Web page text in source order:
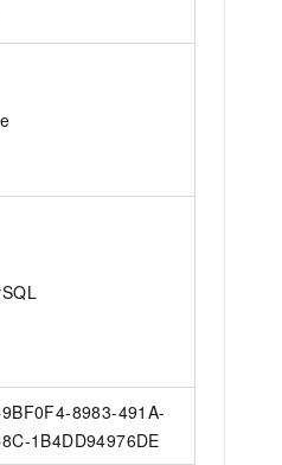
8983-491A-
1B4DD94976DE